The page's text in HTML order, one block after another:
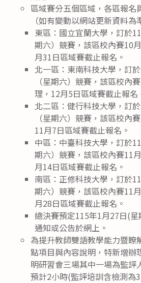
區域賽分五個區域，各區報名
（如有變動以網站更新資料為
東區：國立宜蘭大學，訂於
期六）競賽，該區校內賽10
月31日區域賽截止報名。
北一區：東南科技大學，訂
（星期六）競賽，該區校內
理，12月5日區域賽截止報名
北二區：健行科技大學，訂
（星期六）競賽，該區校內
11月7日區域賽截止報名。
中區：中臺科技大學，訂於
期六）競賽，該區校內賽11
月14日區域賽截止報名。
南區：正修科技大學，訂於
期六）競賽，該區校內賽11
月28日區域賽截止報名。
總決賽預定115年1月27日(
通知或公告於網上。
為提升教師雙語教學能力暨瞭
點項目與內容說明，特新增辦
明研習會三場其中一場為監評
預計2小時(監評培訓含檢測為